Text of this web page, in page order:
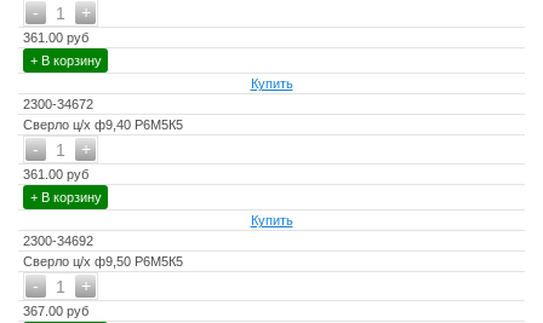
+
- 1
361.00 руб
+ В корзину
Купить
2300-34672
Сверло ц/х ф9,40 Р6М5К5
+
- 1
361.00 руб
+ В корзину
Купить
2300-34692
Сверло ц/х ф9,50 Р6М5К5
+
- 1
367.00 руб